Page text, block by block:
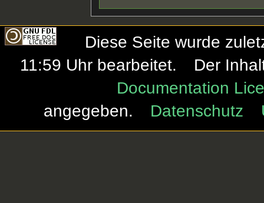
Diese Seite wurde
11:59 Uhr bearbeitet.
Der
Documentation
angegeben.
Datenschutz